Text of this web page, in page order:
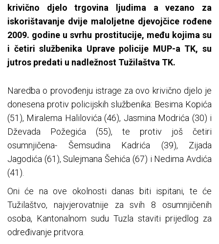
krivično djelo trgovina ljudima a vezano za
iskorištavanje dvije maloljetne djevojčice rođene
2009. godine u svrhu prostitucije, među kojima su
i četiri službenika Uprave policije MUP-a TK, su
jutros predati u nadležnost Tužilaštva TK.
Naredba o provođenju istrage za ovo krivično djelo je
donesena protiv policijskih službenika: Besima Kopića
(51), Miralema Halilovića (46), Jasmina Modrića (30) i
Dževada Požegića (55), te protiv još četiri
osumnjičena- Šemsudina Kadrića (39), Zijada
Jagodića (61), Sulejmana Šehića (67) i Nedima Avdića
(41).
Oni će na ove okolnosti danas biti ispitani, te će
Tužilaštvo, najvjerovatnije za svih 8 osumnjičenih
osoba, Kantonalnom sudu Tuzla staviti prijedlog za
određivanje pritvora.